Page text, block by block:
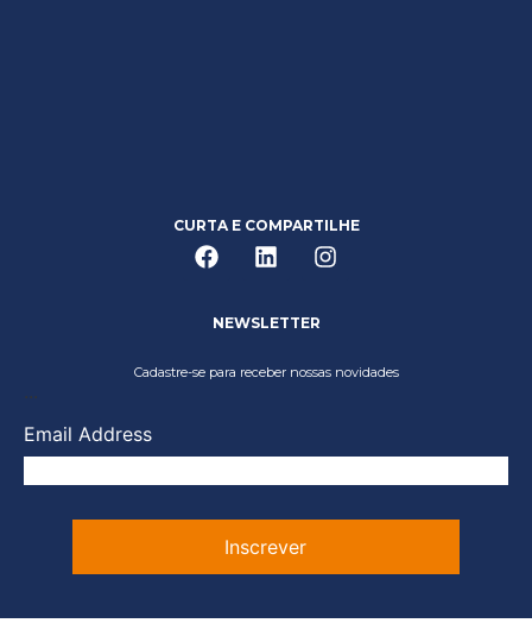
CURTA E COMPARTILHE
NEWSLETTER
Cadastre-se para receber nossas novidades
...
Email Address